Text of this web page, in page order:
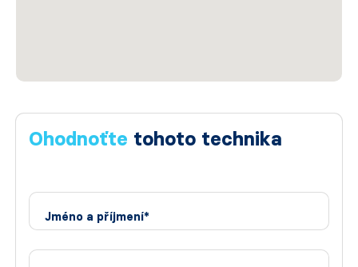
Ohodnoťte tohoto technika
Jméno a příjmení*